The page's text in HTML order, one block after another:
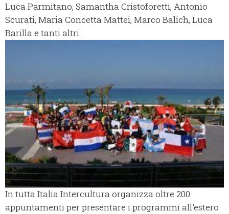
Luca Parmitano, Samantha Cristoforetti, Antonio
Scurati, Maria Concetta Mattei, Marco Balich, Luca
Barilla e tanti altri.
In tutta Italia Intercultura organizza oltre 200
appuntamenti per presentare i programmi all'estero